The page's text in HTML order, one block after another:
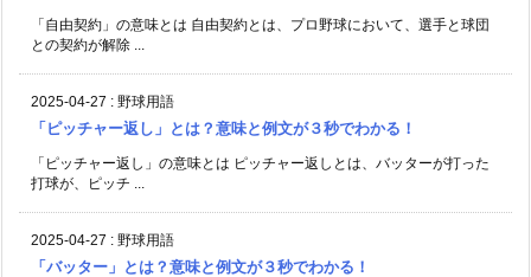
「自由契約」の意味とは 自由契約とは、プロ野球において、選手と球団
との契約が解除 ...
2025-04-27 : 野球用語
「ピッチャー返し」とは？意味と例文が３秒でわかる！
「ピッチャー返し」の意味とは ピッチャー返しとは、バッターが打った
打球が、ピッチ ...
2025-04-27 : 野球用語
「バッター」とは？意味と例文が３秒でわかる！